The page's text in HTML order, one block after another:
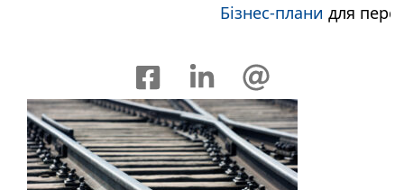
Бізнес-планидля